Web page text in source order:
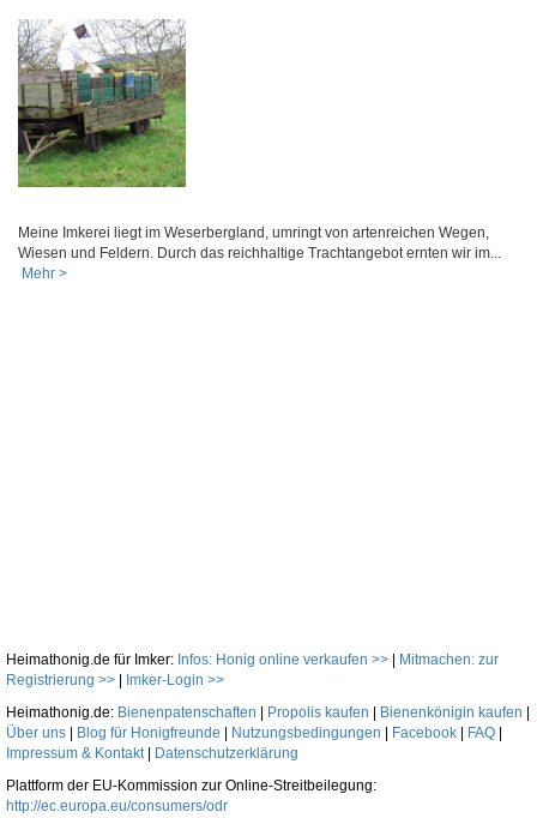
Meine Imkerei liegt im Weserbergland, umringt von artenreichen Wegen,
Wiesen und Feldern. Durch das reichhaltige Trachtangebot ernten wir im...
Mehr >
Heimathonig.de für Imker: Infos: Honig online verkaufen >>
Mitmachen: zur
Registrierung >>
Imker-Login >>
Heimathonig.de: Bienenpatenschaften Propolis kaufen Bienenkönigin kaufen
Über uns
Blog für Honigfreunde Nutzungsbedingungen Facebook FAQ
Impressum & Kontakt|
Datenschutzerklärung
Plattform der EU-Kommission zur Online-Streitbeilegung:
http://ec.europa.eu/consumers/odr